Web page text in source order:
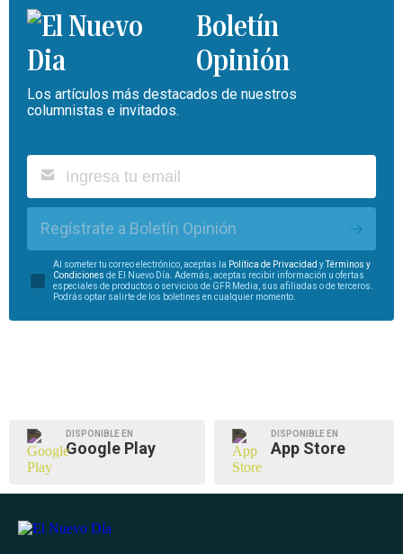
Boletín
Opinión
Los artículos más destacados de nuestros
columnistas e invitados.
Regístrate a Boletín Opinión
Al someter tu correo electrónico, aceptas la Política de Privacidad y
Términos y
Condiciones de El Nuevo Día. Además, aceptas recibir información u ofertas
especiales de productos o servicios de GFR Media, sus afiliadas o de terceros.
Podrás optar salirte de los boletines en cualquier momento.
DISPONIBLE EN
Google Play
DISPONIBLE EN
App Store